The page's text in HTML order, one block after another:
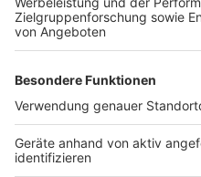
Anzeige
Flughafen Köln/Bonn:
Bahnstrecke
Wochenende
Die Karnevalszüge